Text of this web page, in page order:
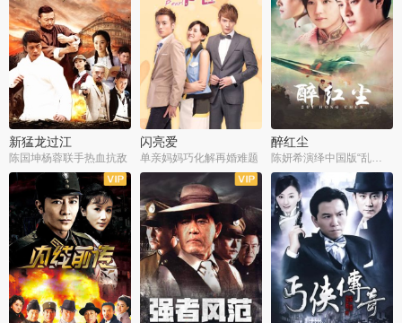
新猛龙过江
陈国坤杨蓉联手热血抗敌
闪亮爱
单亲妈妈巧化解再婚难题
醉红尘
陈妍希演绎中国版“乱世佳人”
全30集
全30集 全30集